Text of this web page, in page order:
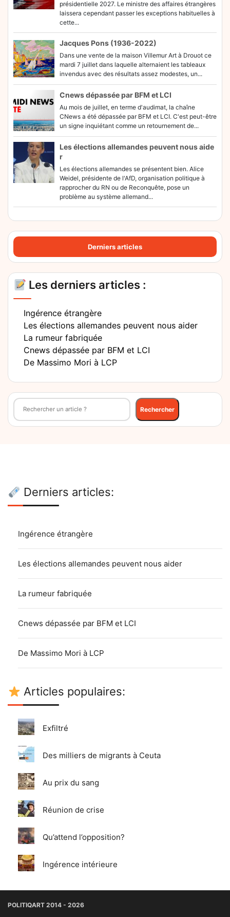
présidentielle 2027. Le ministre des affaires étrangères
laissera cependant passer les exceptions habituelles à
cette...
Jacques Pons (1936-2022)
Dans une vente de la maison Villemur Art à Drouot ce
mardi 7 juillet dans laquelle alternaient les tableaux
invendus avec des résultats assez modestes, un...
Cnews dépassée par BFM et LCI
Au mois de juillet, en terme d'audimat, la chaîne
CNews a été dépassée par BFM et LCI. C'est peut-être
un signe inquiétant comme un retournement de...
Les élections allemandes peuvent nous aide
r
Les élections allemandes se présentent bien. Alice
Weidel, présidente de l'AfD, organisation politique à
rapprocher du RN ou de Reconquête, pose un
problème au système allemand...
Derniers articles
Les derniers articles :
Ingérence étrangère
Les élections allemandes peuvent nous aider
La rumeur fabriquée
Cnews dépassée par BFM et LCI
De Massimo Mori à LCP
Rechercher
Rechercher
Derniers articles:
Ingérence étrangère
Les élections allemandes peuvent nous aider
La rumeur fabriquée
Cnews dépassée par BFM et LCI
De Massimo Mori à LCP
Articles populaires:
Exfiltré
Des milliers de migrants à Ceuta
Au prix du sang
Réunion de crise
Qu’attend l’opposition?
Ingérence intérieure
POLITIQART 2014 - 2026